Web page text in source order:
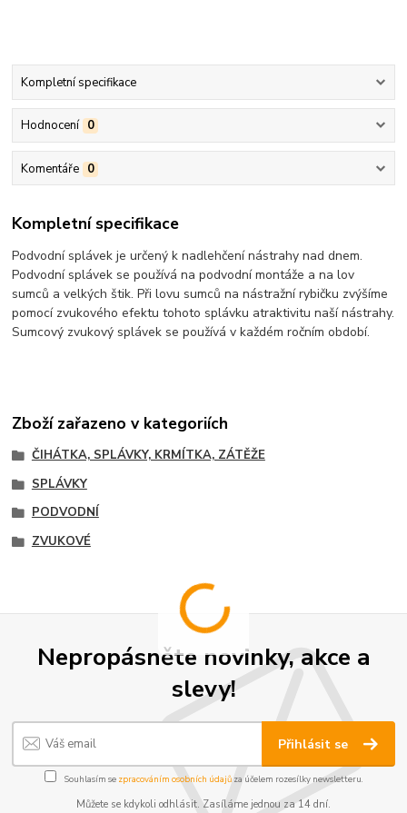
Kompletní specifikace
Hodnocení 0
Komentáře 0
Kompletní specifikace
Podvodní splávek je určený k nadlehčení nástrahy nad dnem.
Podvodní splávek se používá na podvodní montáže a na lov
sumců a velkých štik. Při lovu sumců na nástražní rybičku zvýšíme
pomocí zvukového efektu tohoto splávku atraktivitu naší nástrahy.
Sumcový zvukový splávek se používá v každém ročním období.
Zboží zařazeno v kategoriích
ČIHÁTKA, SPLÁVKY, KRMÍTKA, ZÁTĚŽE
SPLÁVKY
PODVODNÍ
ZVUKOVÉ
Nepropásněte novinky, akce a
slevy!
Přihlásit se
Souhlasím se zpracováním osobních údajůza účelem rozesílky newsletteru.
Můžete se kdykoli odhlásit. Zasíláme jednou za 14 dní.